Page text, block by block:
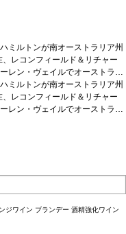
ミルトンが南オーストラリア州
レコンフィールド＆リチャー
レン・ヴェイルでオーストラリ
晴らしく豊かでクリーン、芳香
。風味はドライでエレガント、
ルが添加されていてクリーミー
は素晴らしく豊かでクリーン、
なイーストのニュアンスを持
様なクリーミィさを持ち、クリ
て、またいつでも少しの泡が生
ーのコメント葡萄の大半がマク
自然な酸味を確実にする為に、
風味のクリーミーさを高めるた
ミルトンが南オーストラリア州
レコンフィールド＆リチャー
レン・ヴェイルでオーストラリ
。風味はドライでエレガント、
ルが添加されていてクリーミー
は素晴らしく豊かでクリーン、
なイーストのニュアンスを持
様なクリーミィさを持ち、クリ
て、またいつでも少しの泡が生
ジワイン ブランデー 酒精強化ワイン